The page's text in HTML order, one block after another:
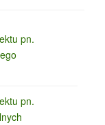
pn.
pn.